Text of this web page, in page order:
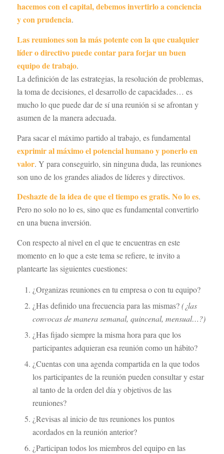
hacemos con el capital, debemos invertirlo a conciencia
y con prudencia.
Las reuniones son la más potente con la que cualquier
líder o directivo puede contar para forjar un buen
equipo de trabajo.
La definición de las estrategias, la resolución de problemas,
la toma de decisiones, el desarrollo de capacidades… es
mucho lo que puede dar de sí una reunión si se afrontan y
asumen de la manera adecuada.
Para sacar el máximo partido al trabajo, es fundamental
exprimir al máximo el potencial humano y ponerlo en
valor. Y para conseguirlo, sin ninguna duda, las reuniones
son uno de los grandes aliados de líderes y directivos.
Deshazte de la idea de que el tiempo es gratis. No lo es.
Pero no solo no lo es, sino que es fundamental convertirlo
en una buena inversión.
Con respecto al nivel en el que te encuentras en este
momento en lo que a este tema se refiere, te invito a
plantearte las siguientes cuestiones:
¿Organizas reuniones en tu empresa o con tu equipo?
¿Has definido una frecuencia para las mismas?(¿las
convocas de manera semanal, quincenal, mensual…?)
¿Has fijado siempre la misma hora para que los
participantes adquieran esa reunión como un hábito?
¿Cuentas con una agenda compartida en la que todos
los participantes de la reunión pueden consultar y estar
al tanto de la orden del día y objetivos de las
reuniones?
¿Revisas al inicio de tus reuniones los puntos
acordados en la reunión anterior?
¿Participan todos los miembros del equipo en las